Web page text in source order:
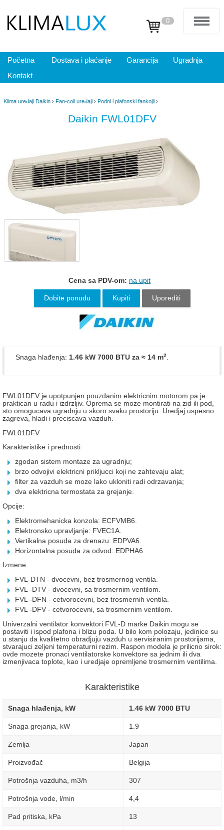
0
Početna Dostava i plaćanje Garancija
Ugradnja
Kontakt
Klima uređaji Daikin › Fan-coil uređaji › Podni i plafonski fankojli ›
Daikin FWL01DFV
Cena sa PDV-om: na upit
Dobite ponudu Kupiti Uporediti
Snaga hlađenja: 1.46 kW 7000 BTU za ≈ 14 m2.
FWL01DFV je upotpunjen pouzdanim elektricnim motorom pa je
praktican u radu i izdrzljiv. Oprema se moze montirati na zid ili pod,
sto omogucava ugradnju u skoro svaku prostoriju. Uredjaj uspesno
zagreva, hladi i preciscava vazduh.
FWL01DFV
Karakteristike i prednosti:
zgodan sistem montaze za ugradnju;
brzo odvojivi elektricni prikljucci koji ne zahtevaju alat;
filter za vazduh se moze lako ukloniti radi odrzavanja;
dva elektricna termostata za grejanje.
Opcije:
Elektromehanicka konzola: ECFVMB6.
Elektronsko upravljanje: FVEC1A.
Vertikalna posuda za drenazu: EDPVA6.
Horizontalna posuda za odvod: EDPHA6.
Izmene:
FVL-DTN - dvocevni, bez trosmernog ventila.
FVL -DTV - dvocevni, sa trosmernim ventilom.
FVL -DFN - cetvorocevni, bez trosmernih ventila.
FVL -DFV - cetvorocevni, sa trosmernim ventilom.
Univerzalni ventilator konvektori FVL-D marke Daikin mogu se
postaviti i ispod plafona i blizu poda. U bilo kom polozaju, jedinice su
u stanju da kvalitetno obradjuju vazduh u servisiranim prostorijama,
stvarajuci zeljeni temperaturni rezim. Raspon modela je prilicno sirok:
ovde mozete pronaci ventilatorske konvektore sa jednim ili dva
izmenjivaca toplote, kao i uredjaje opremljene trosmernim ventilima.
Karakteristike
Snaga hlađenja, kW 1.46 kW 7000 BTU
Snaga grejanja, kW 1.9
Zemlja Japan
Proizvođač Belgija
Potrošnja vazduha, m3/h 307
Potrošnja vode, l/min 4,4
Pad pritiska, kPa 13